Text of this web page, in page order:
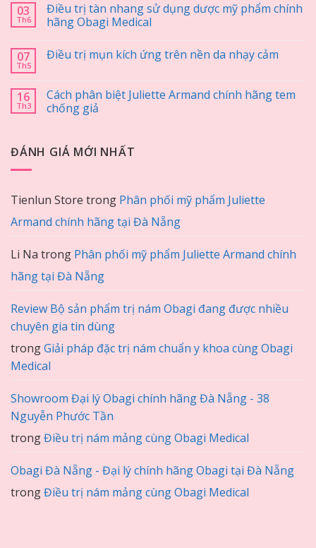
03
Th6
Điều trị tàn nhang sử dụng dược mỹ phẩm chính
hãng Obagi Medical
07
Th5
Điều trị mụn kích ứng trên nền da nhạy cảm
16
Th3
Cách phân biệt Juliette Armand chính hãng tem
chống giả
ĐÁNH GIÁ MỚI NHẤT
Tienlun Store trong Phân phối mỹ phẩm Juliette
Armand chính hãng tại Đà Nẵng
Li Na trong Phân phối mỹ phẩm Juliette Armand chính
hãng tại Đà Nẵng
Review Bộ sản phẩm trị nám Obagi đang được nhiều
chuyên gia tin dùng
trongGiải pháp đặc trị nám chuẩn y khoa cùng Obagi
Medical
Showroom Đại lý Obagi chính hãng Đà Nẵng - 38
Nguyễn Phước Tần
trongĐiều trị nám mảng cùng Obagi Medical
Obagi Đà Nẵng - Đại lý chính hãng Obagi tại Đà Nẵng
trongĐiều trị nám mảng cùng Obagi Medical